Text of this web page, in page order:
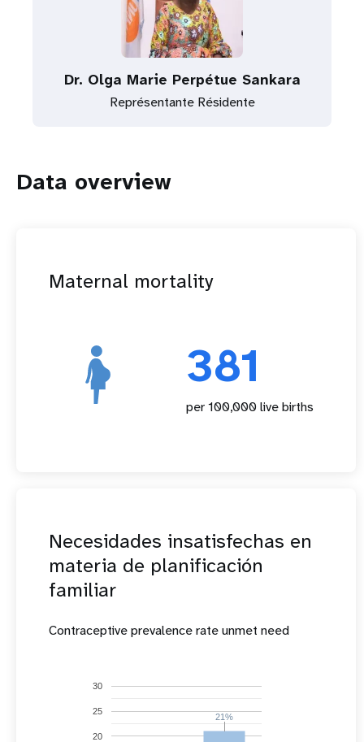
Dr. Olga Marie Perpétue Sankara
Représentante Résidente
Data overview
Maternal mortality
381
per 100,000 live births
Necesidades insatisfechas en
materia de planificación
familiar
Contraceptive prevalence rate unmet need
20
25
30
21%
21%